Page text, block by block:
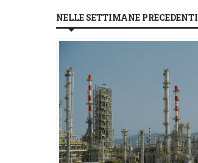
NELLE SETTIMANE PRECEDENTI